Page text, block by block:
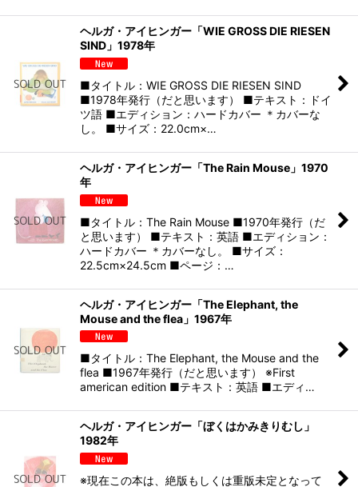
ヘルガ・アイヒンガー「WIE GROSS DIE RIESEN
SIND」1978年
■タイトル：WIE GROSS DIE RIESEN SIND
■1978年発行（だと思います） ■テキスト：ドイ
ツ語 ■エディション：ハードカバー ＊カバーな
し。 ■サイズ：22.0cm×…
ヘルガ・アイヒンガー「The Rain Mouse」1970
年
■タイトル：The Rain Mouse ■1970年発行（だ
と思います） ■テキスト：英語 ■エディション：
ハードカバー ＊カバーなし。 ■サイズ：
22.5cm×24.5cm ■ページ：…
ヘルガ・アイヒンガー「The Elephant, the
Mouse and the flea」1967年
■タイトル：The Elephant, the Mouse and the
flea ■1967年発行（だと思います） ※First
american edition ■テキスト：英語 ■エディ…
ヘルガ・アイヒンガー「ぼくはかみきりむし」
1982年
※現在この本は、絶版もしくは重版未定となって